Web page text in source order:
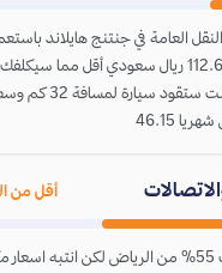
العامة في جنتنج هايلاند
الشهرية سيكلفك 112.62 ريال سعودي أقل مما
بجميع الاحوال ان كنت
46.15
أقل من
اسعار الانترنت أقل ب 55% من الرياض لكن انتبه